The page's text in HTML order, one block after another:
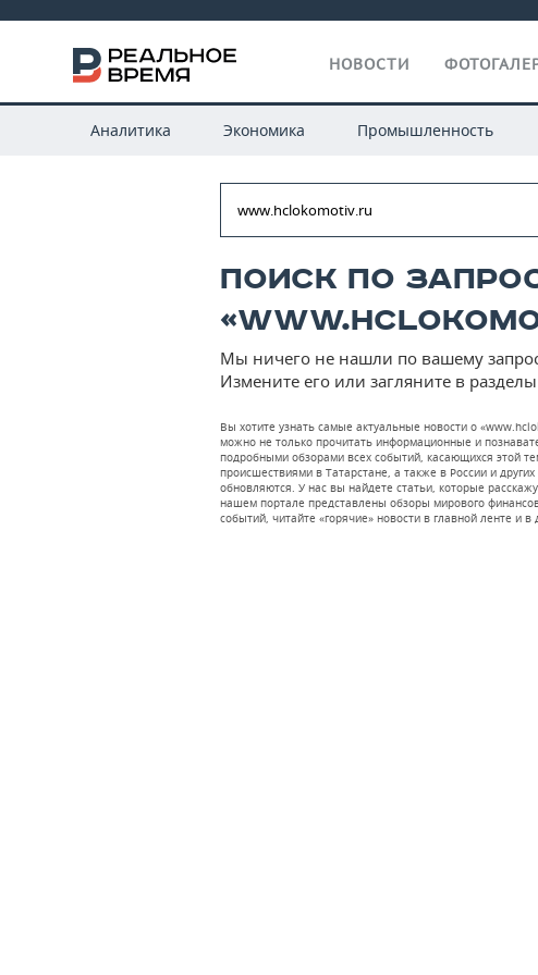
НОВОСТИ
Аналитика Экономика Промышленность
Поиск по
Мы ничего не нашли по вашему
Измените его или загляните в разделы
Вы хотите узнать самые актуальные новости о
можно не только прочитать информационные и
подробными обзорами всех событий, касающихся этой
происшествиями в Татарстане, а также в России и
обновляются. У нас вы найдете статьи, которые
нашем портале представлены обзоры мирового
событий, читайте «горячие» новости в главной ленте и в